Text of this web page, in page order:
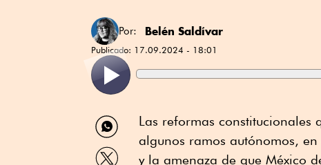
Por: Belén Saldívar
Publicado: 17.09.2024 - 18:01
Compartir
por
WhatsApp
Compartir
Las reformas constitucionales
algunos ramos autónomos,
y la amenaza de que México